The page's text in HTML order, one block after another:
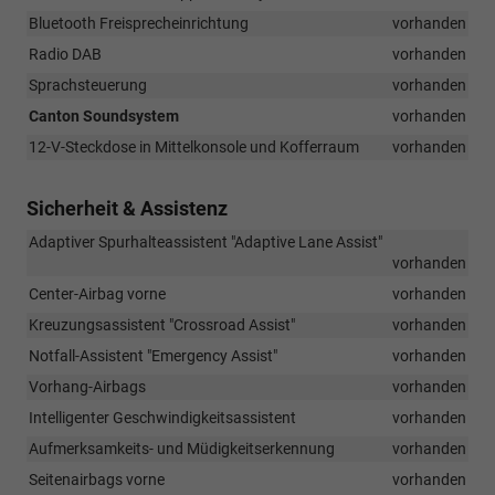
Bluetooth Freisprecheinrichtung
vorhanden
Radio DAB
vorhanden
Sprachsteuerung
vorhanden
Canton Soundsystem
vorhanden
12-V-Steckdose in Mittelkonsole und Kofferraum
vorhanden
Sicherheit & Assistenz
Adaptiver Spurhalteassistent "Adaptive Lane Assist"
vorhanden
Center-Airbag vorne
vorhanden
Kreuzungsassistent "Crossroad Assist"
vorhanden
Notfall-Assistent "Emergency Assist"
vorhanden
Vorhang-Airbags
vorhanden
Intelligenter Geschwindigkeitsassistent
vorhanden
Aufmerksamkeits- und Müdigkeitserkennung
vorhanden
Seitenairbags vorne
vorhanden